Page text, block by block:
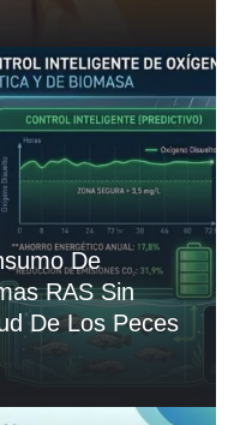
De
RAS Sin
De Los Peces